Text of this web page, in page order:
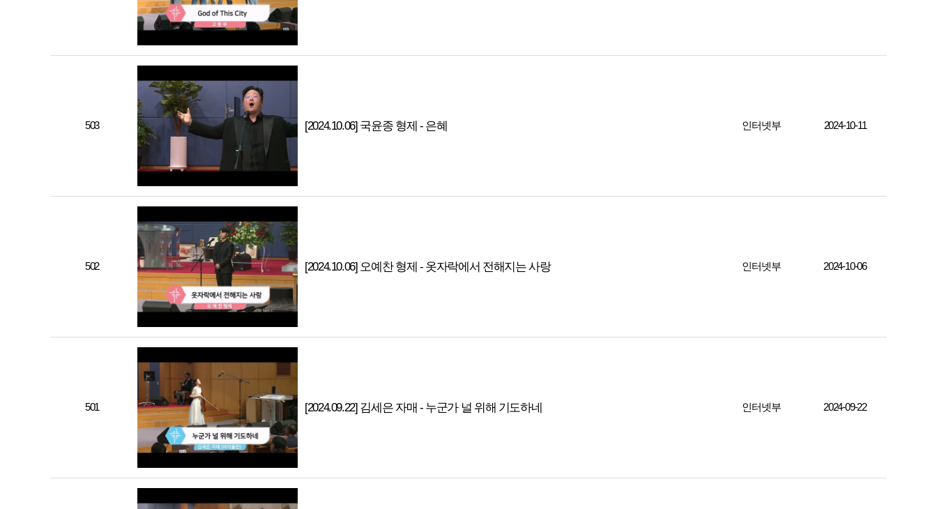
503 [2024.10.06] 국윤종 형제 - 은혜 인터넷부 2024-10-11
502 [2024.10.06] 오예찬 형제 - 옷자락에서 전해지는 사랑 인터넷부 2024-10-06
501 [2024.09.22] 김세은 자매 - 누군가 널 위해 기도하네 인터넷부 2024-09-22